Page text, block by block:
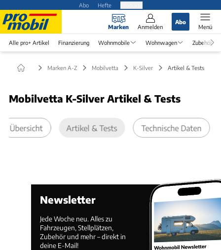
Abo Hefte
Marken Anmelden
Abo
Menü
Alle pro+ Artikel Finanzierung Wohnmobile Wohnwagen Zubehör
Marken A-Z Mobilvetta K-Silver Artikel & Tests
Mobilvetta K-Silver Artikel & Tests
Übersicht Artikel & Tests Technische Daten
Newsletter
Jede Woche neu. Alles zu
Fahrzeugen, Stellplätzen,
Zubehör und mehr – direkt in
deine E-Mail!